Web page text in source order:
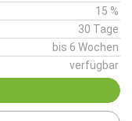
15 %
30 Tage
bis 6 Wochen
verfügbar